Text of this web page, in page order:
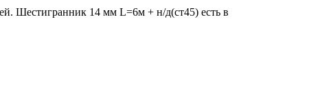
Шестигранник 14 мм L=6м + н/д(ст45) есть в